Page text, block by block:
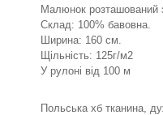
Малюнок розташований
Склад: 100% бавовна.
Ширина: 160 см.
Щільність: 125г/м2
У рулоні від 100 м
Польська хб тканина,